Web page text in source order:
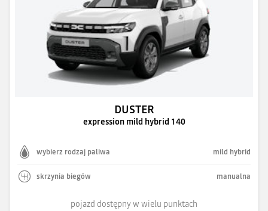
DUSTER
expression mild hybrid 140
wybierz rodzaj paliwa mild hybrid
skrzynia biegów manualna
pojazd dostępny w wielu punktach